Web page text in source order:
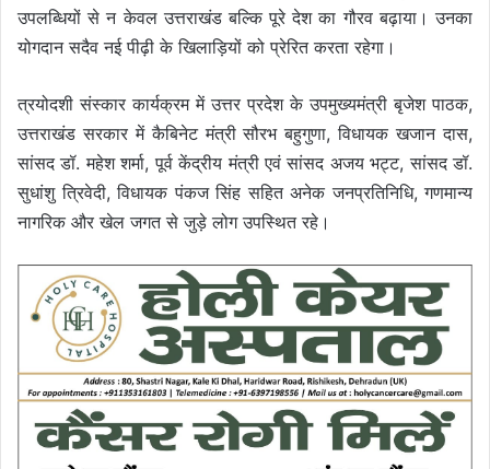
उपलब्धियों से न केवल उत्तराखंड बल्कि पूरे देश का गौरव बढ़ाया। उनका
योगदान सदैव नई पीढ़ी के खिलाड़ियों को प्रेरित करता रहेगा।
त्रयोदशी संस्कार कार्यक्रम में उत्तर प्रदेश के उपमुख्यमंत्री बृजेश पाठक,
उत्तराखंड सरकार में कैबिनेट मंत्री सौरभ बहुगुणा, विधायक खजान दास,
सांसद डॉ. महेश शर्मा, पूर्व केंद्रीय मंत्री एवं सांसद अजय भट्ट, सांसद डॉ.
सुधांशु त्रिवेदी, विधायक पंकज सिंह सहित अनेक जनप्रतिनिधि, गणमान्य
नागरिक और खेल जगत से जुड़े लोग उपस्थित रहे।